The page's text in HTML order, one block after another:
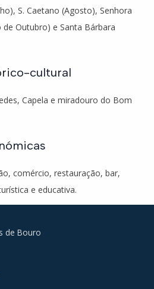
S. Caetano (Agosto), Senhora
de Outubro) e Santa Bárbara
cultural
Capela e miradouro do Bom
comércio, restauração, bar,
e educativa.